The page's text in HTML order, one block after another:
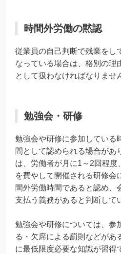
時間外労働の黙認
従業員の自己判断で残業をし
なっている場合は、格別の理
として扱わなければなりませ
勉強会・研修
勉強会や研修に参加している
間として認められる場合があ
は、労働者が月に1～2回程度
を費やして開催される研修会
間外労働時間であると認め、
支払う義務があると判断して
勉強会や研修については、参
る・欠席による罰則などがあ
に最低限度必要な知識が習得